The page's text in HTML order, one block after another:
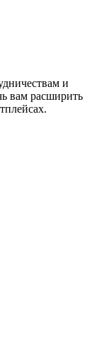
и
вам расширить